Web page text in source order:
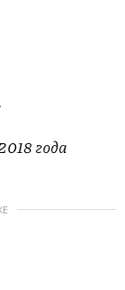
года